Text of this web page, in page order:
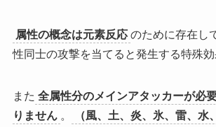
属性の概念は元素反応 のために存在し
性同士の攻撃を当てると発生する特殊効
また 全属性分のメインアタッカーが必
りません 。 （風、土、炎、氷、雷、水